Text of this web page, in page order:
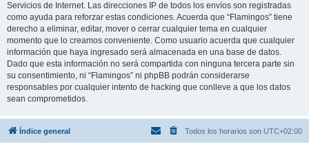
Servicios de Internet. Las direcciones IP de todos los envíos son registradas
como ayuda para reforzar estas condiciones. Acuerda que “Flamingos” tiene
derecho a eliminar, editar, mover o cerrar cualquier tema en cualquier
momento que lo creamos conveniente. Como usuario acuerda que cualquier
información que haya ingresado será almacenada en una base de datos.
Dado que esta información no será compartida con ninguna tercera parte sin
su consentimiento, ni “Flamingos” ni phpBB podrán considerarse
responsables por cualquier intento de hacking que conlleve a que los datos
sean comprometidos.
Índice general Todos los horarios son UTC+02:00